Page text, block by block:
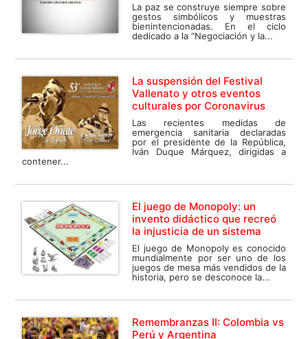
La paz se construye siempre sobre
gestos simbólicos y muestras
bienintencionadas. En el ciclo
dedicado a la “Negociación y la...
La suspensión del Festival
Vallenato y otros eventos
culturales por Coronavirus
Las recientes medidas de
emergencia sanitaria declaradas
por el presidente de la República,
Iván Duque Márquez, dirigidas a
contener...
El juego de Monopoly: un
invento didáctico que recreó
la injusticia de un sistema
El juego de Monopoly es conocido
mundialmente por ser uno de los
juegos de mesa más vendidos de la
historia, pero se desconoce la...
Remembranzas II: Colombia vs
Perú y Argentina